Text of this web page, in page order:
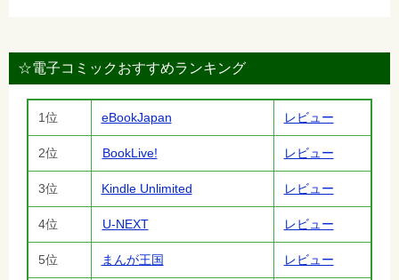
☆電子コミックおすすめランキング
1位 eBookJapan レビュー
2位 BookLive! レビュー
3位 Kindle Unlimited レビュー
4位 U-NEXT レビュー
5位 まんが王国 レビュー